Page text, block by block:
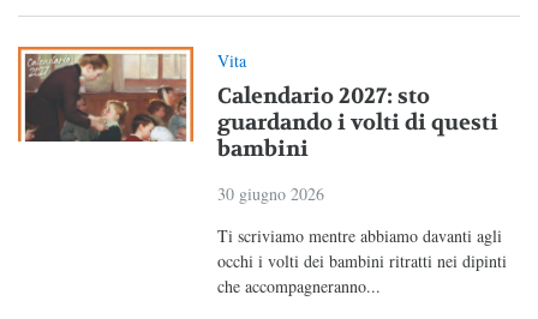
Vita
Calendario 2027: sto
guardando i volti di questi
bambini
30 giugno 2026
Ti scriviamo mentre abbiamo davanti agli
occhi i volti dei bambini ritratti nei dipinti
che accompagneranno...